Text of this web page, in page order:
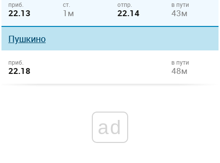
приб.
22.13
ст.
1м
отпр.
22.14
в пути
43м
Пушкино
приб.
22.18
в пути
48м
ad